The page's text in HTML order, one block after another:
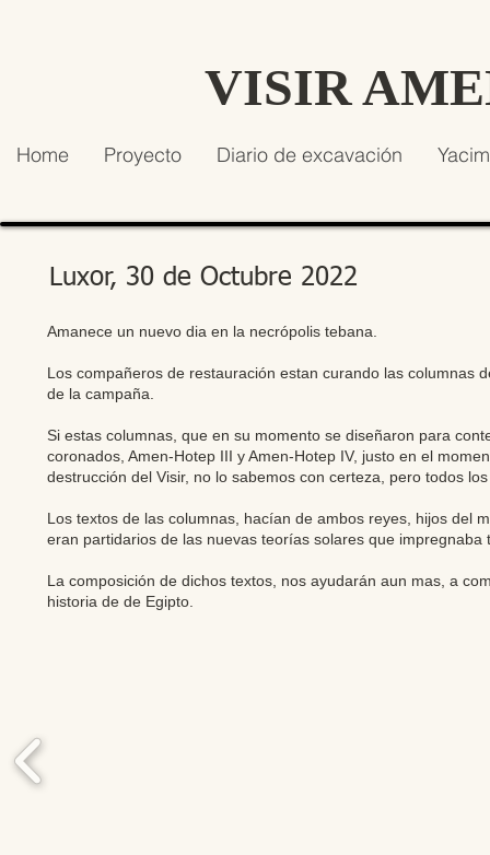
VISIR
Home Proyecto Diario de excavación
Luxor, 30 de Octubre 2022
Amanece un nuevo dia en la necrópolis tebana.
Los compañeros de restauración estan curando las
de la campaña.
Si estas columnas, que en su momento se diseñaron para
coronados, Amen-Hotep III y Amen-Hotep IV, justo en el
destrucción del Visir, no lo sabemos con certeza, pero todos
Los textos de las columnas, hacían de ambos reyes, hijos del
eran partidarios de las nuevas teorías solares que impregnaba
La composición de dichos textos, nos ayudarán aun mas, a
historia de de Egipto.